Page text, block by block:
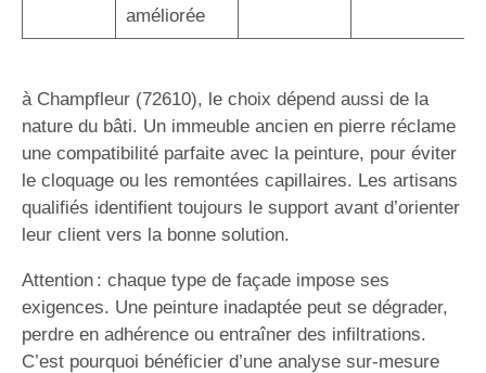
améliorée
à Champfleur (72610), le choix dépend aussi de la
nature du bâti. Un immeuble ancien en pierre réclame
une compatibilité parfaite avec la peinture, pour éviter
le cloquage ou les remontées capillaires. Les artisans
qualifiés identifient toujours le support avant d’orienter
leur client vers la bonne solution.
Attention : chaque type de façade impose ses
exigences. Une peinture inadaptée peut se dégrader,
perdre en adhérence ou entraîner des infiltrations.
C’est pourquoi bénéficier d’une analyse sur-mesure